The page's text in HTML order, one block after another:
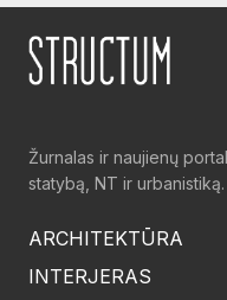
Žurnalas ir naujienų
statybą, NT ir urbanistiką.
ARCHITEKTŪRA
INTERJERAS